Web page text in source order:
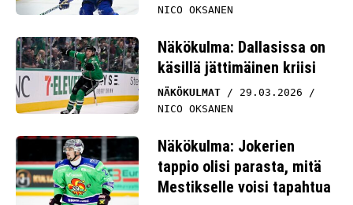
NICO OKSANEN
Näkökulma: Dallasissa on
käsillä jättimäinen kriisi
NÄKÖKULMAT
29.03.2026
NICO OKSANEN
Näkökulma: Jokerien
tappio olisi parasta, mitä
Mestikselle voisi tapahtua